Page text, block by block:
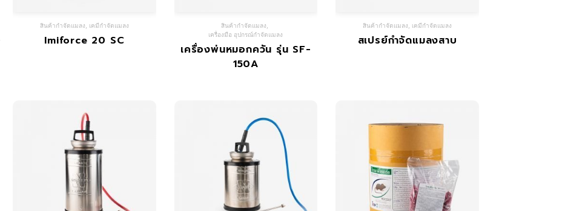
สินค้ากำจัดแมลง เคมีกำจัดแมลง
Imiforce 20 SC
สินค้ากำจัดแมลง
เครื่องมือ อุปกรณ์กำจัดแมลง
เครื่องพ่นหมอกควัน รุ่น SF-
150A
สินค้ากำจัดแมลง เคมีกำจัดแมลง
สเปรย์กำจัดแมลงสาบ